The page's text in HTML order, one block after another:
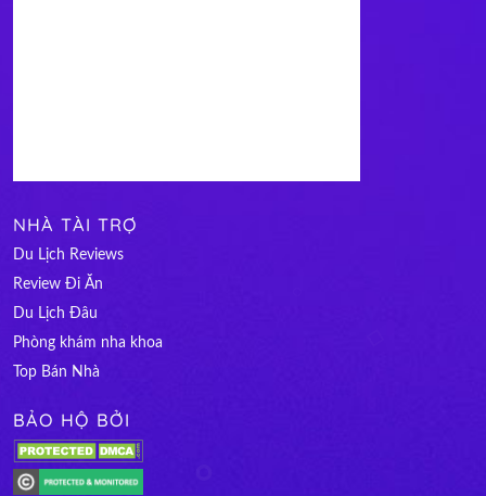
NHÀ TÀI TRỢ
Du Lịch Reviews
Review Đi Ăn
Du Lịch Đâu
Phòng khám nha khoa
Top Bán Nhà
BẢO HỘ BỞI